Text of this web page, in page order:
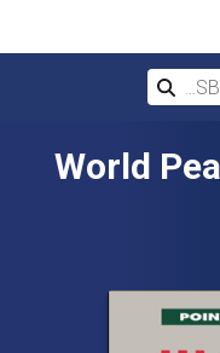
إلى المحتوى الرئيسي
World